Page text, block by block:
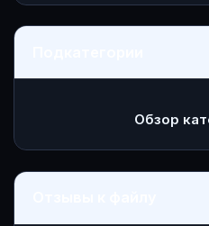
Обзор